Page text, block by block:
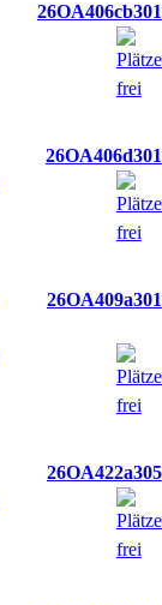
26OA406cb301
26OA406d301
26OA409a301
26OA422a305